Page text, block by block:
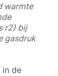
warmte
r2) bij
gasdruk
in de